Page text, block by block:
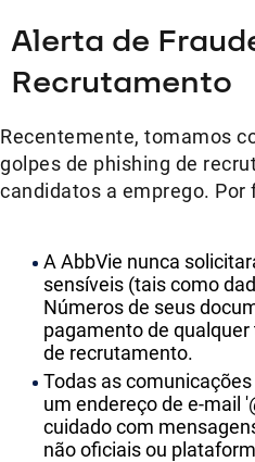
Alerta de
Recrutamento
Recentemente, tomamos
golpes de phishing de
candidatos a emprego. Por
A AbbVie nunca
sensíveis (tais como
Números de seus
pagamento de
de recrutamento.
Todas as
um endereço de e-mail
cuidado com
não oficiais ou